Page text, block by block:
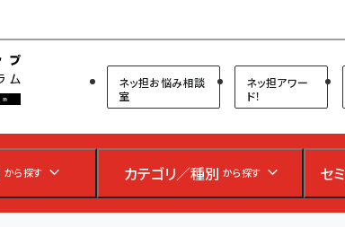
ネットショップ担当者フォーラム
ネッ担お悩み相談
室
ネッ担アワー
ド！
から探す カテゴリ／種別 から探す セ
AIが買い物を代行する時代に打つ
アルペン、オイシックス、元UA責
ミナー（8/26＠東京）【交